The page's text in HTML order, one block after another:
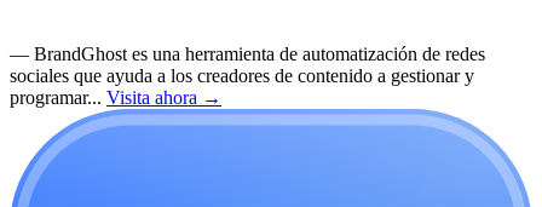
— BrandGhost es una herramienta de automatización de redes
sociales que ayuda a los creadores de contenido a gestionar y
programar... Visita ahora →